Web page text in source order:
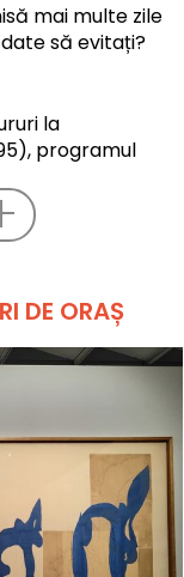
mai multe zile
să evitați?
la
programul
DE ORAȘ